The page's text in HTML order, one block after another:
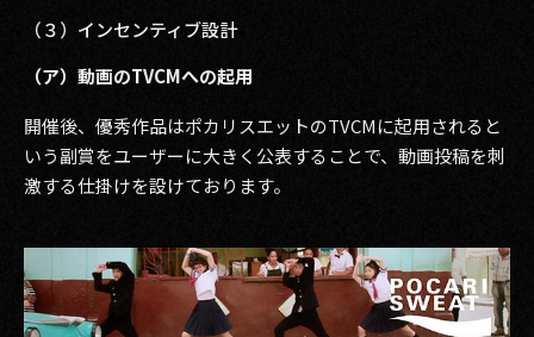
（３）インセンティブ設計
（ア）動画のTVCMへの起用
開催後、優秀作品はポカリスエットのTVCMに起用されると
いう副賞をユーザーに大きく公表することで、動画投稿を刺
激する仕掛けを設けております。